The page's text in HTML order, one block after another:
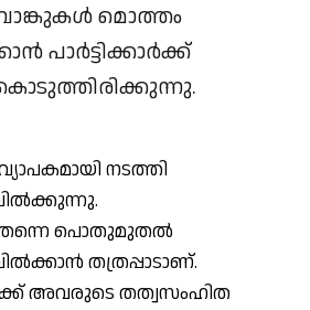
മൊത്തം
പാര്‍ട്ടിക്കാര്‍ക്ക്
നടത്തി
പൊതുമുതല്‍
തത്രപ്പാടാണ്.
അവരുടെ തത്വസംഹിത